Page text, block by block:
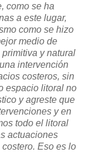
como se ha
a este lugar,
como se hizo
medio de
y natural
intervención
costeros, sin
espacio litoral no
y agreste que
y en
todo el litoral
actuaciones
Eso es lo